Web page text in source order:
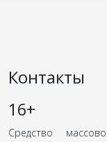
Контакты
16+
Средство